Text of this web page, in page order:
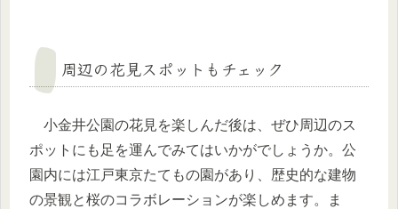
周辺の花見スポットもチェック
小金井公園の花見を楽しんだ後は、ぜひ周辺のス
ポットにも足を運んでみてはいかがでしょうか。公
園内には江戸東京たてもの園があり、歴史的な建物
の景観と桜のコラボレーションが楽しめます。ま